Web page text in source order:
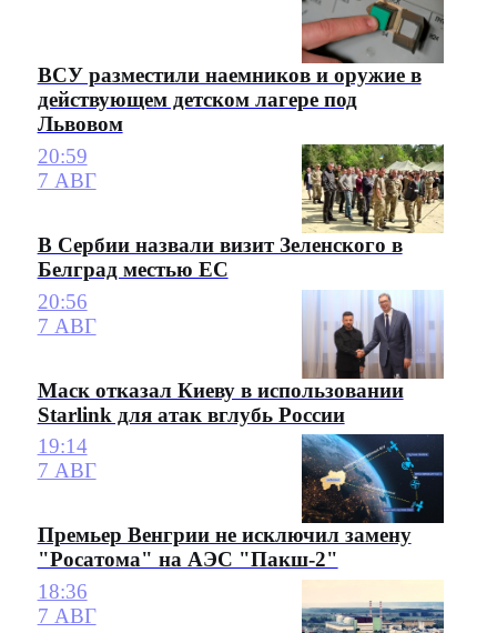
ВСУ разместили наемников и оружие в
действующем детском лагере под
Львовом
20:59
7 АВГ
В Сербии назвали визит Зеленского в
Белград местью ЕС
20:56
7 АВГ
Маск отказал Киеву в использовании
Starlink для атак вглубь России
19:14
7 АВГ
Премьер Венгрии не исключил замену
"Росатома" на АЭС "Пакш-2"
18:36
7 АВГ